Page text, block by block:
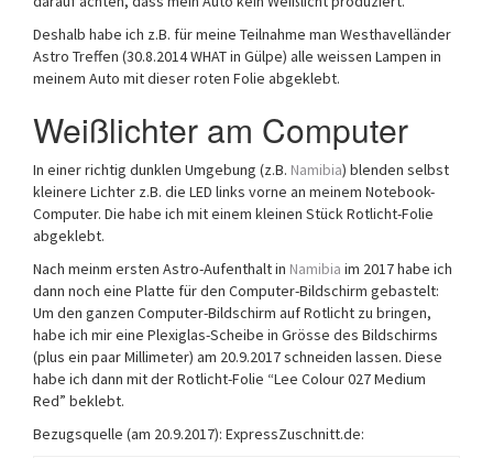
Deshalb habe ich z.B. für meine Teilnahme man Westhavelländer
Astro Treffen (30.8.2014 WHAT in Gülpe) alle weissen Lampen in
meinem Auto mit dieser roten Folie abgeklebt.
Weißlichter am Computer
In einer richtig dunklen Umgebung (z.B. Namibia) blenden selbst
kleinere Lichter z.B. die LED links vorne an meinem Notebook-
Computer. Die habe ich mit einem kleinen Stück Rotlicht-Folie
abgeklebt.
Nach meinm ersten Astro-Aufenthalt in Namibia im 2017 habe ich
dann noch eine Platte für den Computer-Bildschirm gebastelt:
Um den ganzen Computer-Bildschirm auf Rotlicht zu bringen,
habe ich mir eine Plexiglas-Scheibe in Grösse des Bildschirms
(plus ein paar Millimeter) am 20.9.2017 schneiden lassen. Diese
habe ich dann mit der Rotlicht-Folie “Lee Colour 027 Medium
Red” beklebt.
Bezugsquelle (am 20.9.2017): ExpressZuschnitt.de: